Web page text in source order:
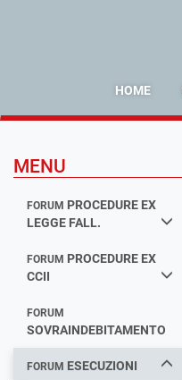
HOME
MENU
FORUM PROCEDURE EX
LEGGE FALL.
FORUM PROCEDURE EX
CCII
FORUM
SOVRAINDEBITAMENTO
FORUM ESECUZIONI